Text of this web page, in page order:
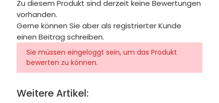
Zu diesem Produkt sind derzeit keine Bewertungen
vorhanden.
Gerne können Sie aber als registrierter Kunde
einen Beitrag schreiben.
Sie müssen eingeloggt sein, um das Produkt
bewerten zu können.
Weitere Artikel: